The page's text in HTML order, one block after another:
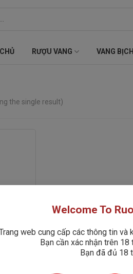
RƯỢU VANG VANG BỊCH
the single result)
Welcome To
web cung cấp các thông tin và
Bạn cần xác nhận trên
Bạn đã đủ 18